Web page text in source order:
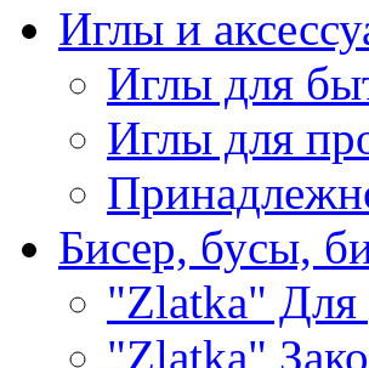
Иглы и
Иглы для
Иглы для
Бисер, бусы,
"Zlatka" Для
"Zlatka"